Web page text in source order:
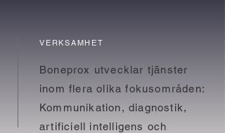
VERKSAMHET
Boneprox utvecklar tjänster
inom flera olika fokusområden:
Kommunikation, diagnostik,
artificiell intelligens och